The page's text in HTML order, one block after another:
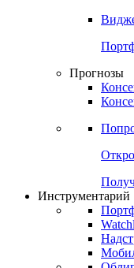
Прогнозы
Инструментарий